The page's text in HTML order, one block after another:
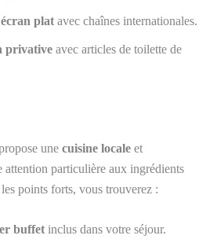
plat avec chaînes internationales.
privative avec articles de toilette de
une cuisine locale et
attention particulière aux ingrédients
points forts, vous trouverez :
buffet inclus dans votre séjour.